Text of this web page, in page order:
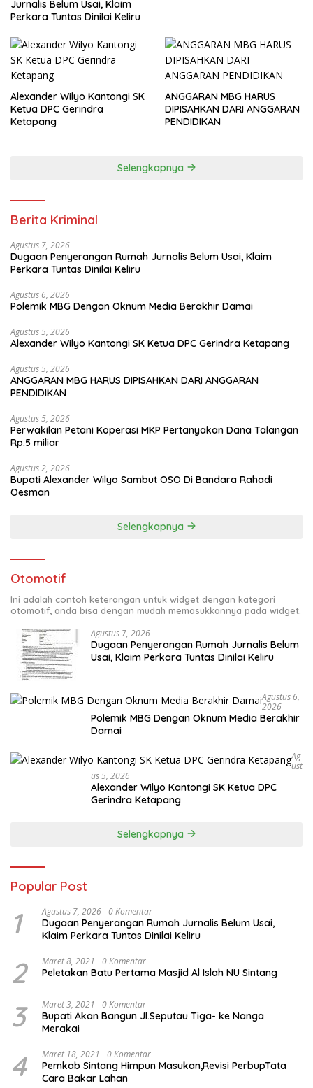
Jurnalis Belum Usai, Klaim
Perkara Tuntas Dinilai Keliru
Alexander Wilyo Kantongi SK
Ketua DPC Gerindra
Ketapang
ANGGARAN MBG HARUS
DIPISAHKAN DARI ANGGARAN
PENDIDIKAN
Selengkapnya
Berita Kriminal
Agustus 7, 2026
Dugaan Penyerangan Rumah Jurnalis Belum Usai, Klaim
Perkara Tuntas Dinilai Keliru
Agustus 6, 2026
Polemik MBG Dengan Oknum Media Berakhir Damai
Agustus 5, 2026
Alexander Wilyo Kantongi SK Ketua DPC Gerindra Ketapang
Agustus 5, 2026
ANGGARAN MBG HARUS DIPISAHKAN DARI ANGGARAN
PENDIDIKAN
Agustus 5, 2026
Perwakilan Petani Koperasi MKP Pertanyakan Dana Talangan
Rp.5 miliar
Agustus 2, 2026
Bupati Alexander Wilyo Sambut OSO Di Bandara Rahadi
Oesman
Selengkapnya
Otomotif
Ini adalah contoh keterangan untuk widget dengan kategori
otomotif, anda bisa dengan mudah memasukkannya pada widget.
Agustus 7, 2026
Dugaan Penyerangan Rumah Jurnalis Belum
Usai, Klaim Perkara Tuntas Dinilai Keliru
Agustus 6,
2026
Polemik MBG Dengan Oknum Media Berakhir
Damai
Ag
Ust
Us 5, 2026
Alexander Wilyo Kantongi SK Ketua DPC
Gerindra Ketapang
Selengkapnya
Popular Post
1 Agustus 7, 2026 0 Komentar
Dugaan Penyerangan Rumah Jurnalis Belum Usai,
Klaim Perkara Tuntas Dinilai Keliru
2 Maret 8, 2021 0 Komentar
Peletakan Batu Pertama Masjid Al Islah NU Sintang
3 Maret 3, 2021 0 Komentar
Bupati Akan Bangun Jl.Seputau Tiga- ke Nanga
Merakai
4 Maret 18, 2021 0 Komentar
Pemkab Sintang Himpun Masukan,Revisi PerbupTata
Cara Bakar Lahan